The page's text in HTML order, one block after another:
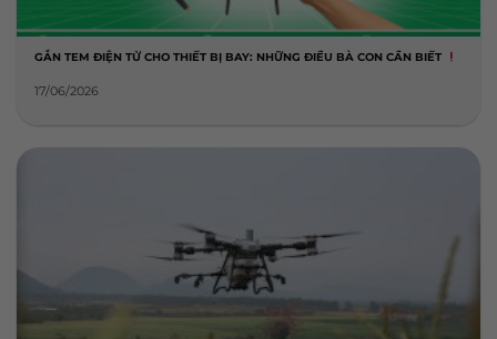
GẮN TEM ĐIỆN TỬ CHO THIẾT BỊ BAY: NHỮNG ĐIỀU BÀ CON CẦN BIẾT
17/06/2026